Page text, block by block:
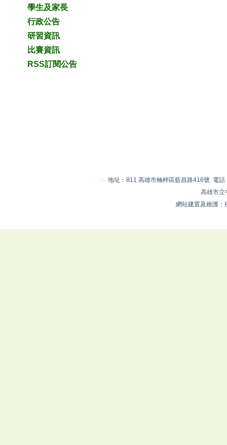
學生及家長
行政公告
研習資訊
比賽資訊
RSS訂閱公告
:::
地址：811 高雄市楠梓區藍昌路416號 電
高雄市立
網站建置及維護：